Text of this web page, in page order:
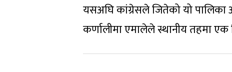
यसअघि कांग्रेसले जितेको यो पालिका
कर्णालीमा एमालेले स्थानीय तहमा